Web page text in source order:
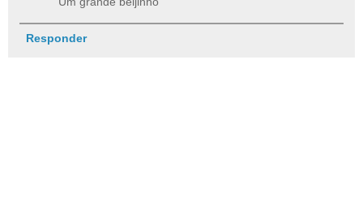
Responder